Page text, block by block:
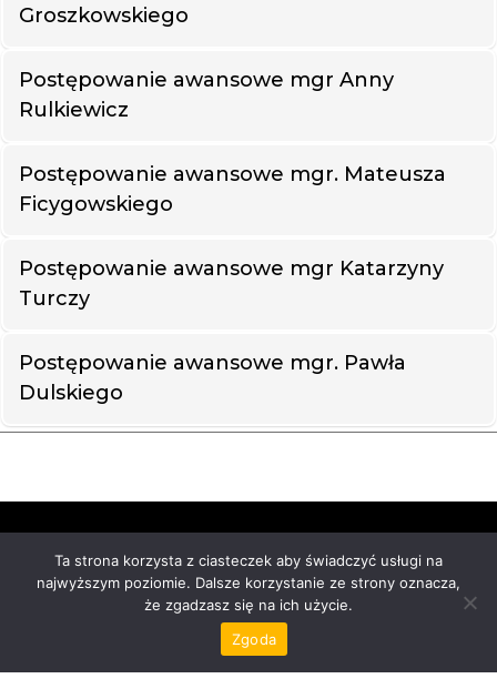
Groszkowskiego
Postępowanie awansowe mgr Anny
Rulkiewicz
Postępowanie awansowe mgr. Mateusza
Ficygowskiego
Postępowanie awansowe mgr Katarzyny
Turczy
Postępowanie awansowe mgr. Pawła
Dulskiego
ul. Okopowa 59, 01-043 Warszawa
525-22-08-719
Ta strona korzysta z ciasteczek aby świadczyć usługi na
najwyższym poziomie. Dalsze korzystanie ze strony oznacza,
że zgadzasz się na ich użycie.
Zgoda